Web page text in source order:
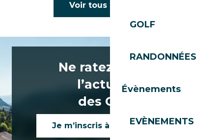
GOLF
RANDONNÉES
Évènements
EVÈNEMENTS
Voir tous les hôtels
Ne ratez rien de
l’actualité
des Gets !
Je m’inscris à la newsletter